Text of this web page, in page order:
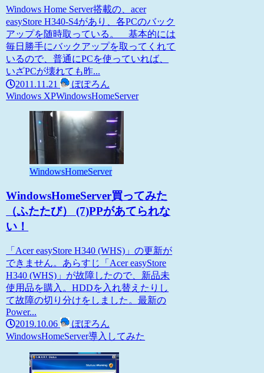
Windows Home Server搭載の、acer
easyStore H340-S4があり、各PCのバック
アップを随時取っている。 基本的には
毎日勝手にバックアップを取ってくれて
いるので、普通にPCを使っていれば、
いざPCが壊れても昨...
2011.11.21
ぽぽろん
Windows XPWindowsHomeServer
WindowsHomeServer
WindowsHomeServer買ってみた
（ふたたび） (7)PPがあてられな
い！
「Acer easyStore H340 (WHS)」の更新が
できません。あらすじ「Acer easyStore
H340 (WHS)」が故障したので、新品未
使用品を購入。HDDを入れ替えたりし
て故障の切り分けをしました。最新の
Power...
2019.10.06
ぽぽろん
WindowsHomeServer導入してみた